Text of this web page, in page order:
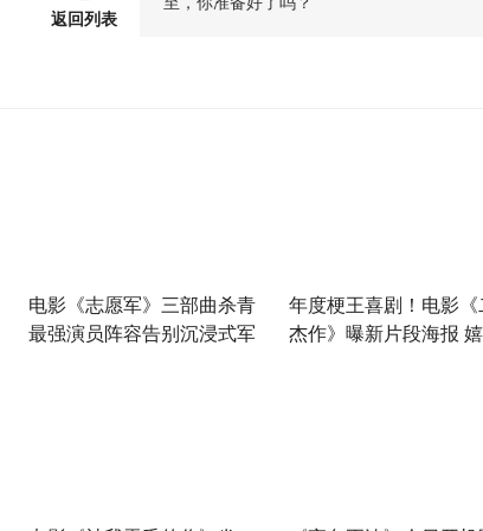
返回列表
电影《志愿军》三部曲杀青
最强演员阵容告别沉浸式军
年度梗王喜剧！电影《
杰作》曝新片段海报